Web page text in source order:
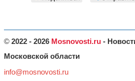
© 2022 - 2026 Mosnovosti.ru -
Московской области
info@mosnovosti.ru